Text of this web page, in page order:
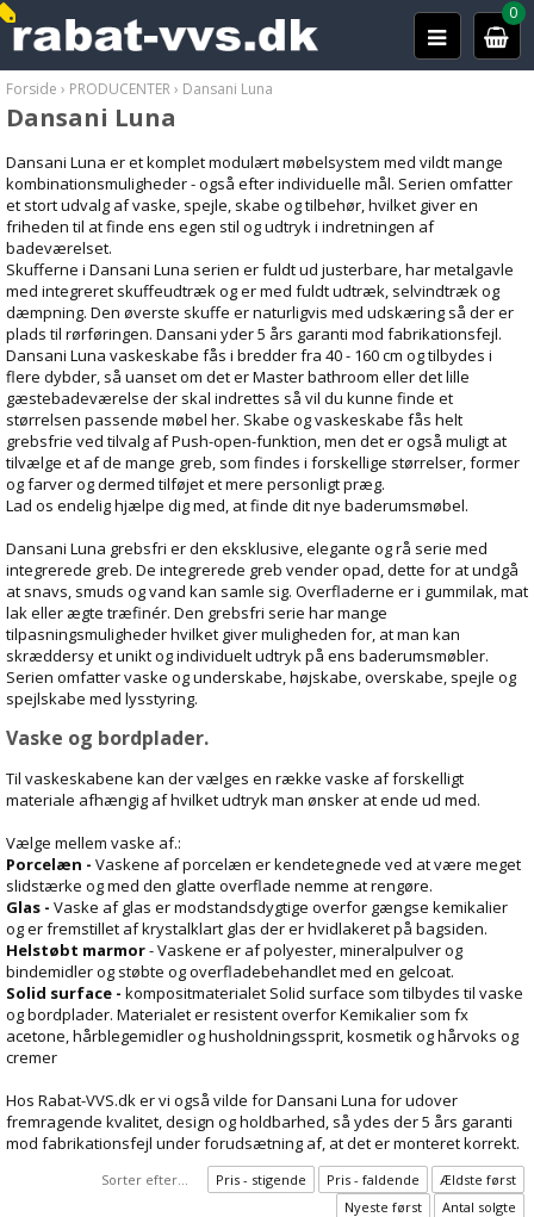
0
Forside › PRODUCENTER› Dansani Luna
Dansani Luna
Dansani Luna er et komplet modulært møbelsystem med vildt mange
kombinationsmuligheder - også efter individuelle mål. Serien omfatter
et stort udvalg af vaske, spejle, skabe og tilbehør, hvilket giver en
friheden til at finde ens egen stil og udtryk i indretningen af
badeværelset.
Skufferne i Dansani Luna serien er fuldt ud justerbare, har metalgavle
med integreret skuffeudtræk og er med fuldt udtræk, selvindtræk og
dæmpning. Den øverste skuffe er naturligvis med udskæring så der er
plads til rørføringen. Dansani yder 5 års garanti mod fabrikationsfejl.
Dansani Luna vaskeskabe fås i bredder fra 40 - 160 cm og tilbydes i
flere dybder, så uanset om det er Master bathroom eller det lille
gæstebadeværelse der skal indrettes så vil du kunne finde et
størrelsen passende møbel her. Skabe og vaskeskabe fås helt
grebsfrie ved tilvalg af Push-open-funktion, men det er også muligt at
tilvælge et af de mange greb, som findes i forskellige størrelser, former
og farver og dermed tilføjet et mere personligt præg.
Lad os endelig hjælpe dig med, at finde dit nye baderumsmøbel.
Dansani Luna grebsfri er den eksklusive, elegante og rå serie med
integrerede greb. De integrerede greb vender opad, dette for at undgå
at snavs, smuds og vand kan samle sig. Overfladerne er i gummilak, mat
lak eller ægte træfinér. Den grebsfri serie har mange
tilpasningsmuligheder hvilket giver muligheden for, at man kan
skræddersy et unikt og individuelt udtryk på ens baderumsmøbler.
Serien omfatter vaske og underskabe, højskabe, overskabe, spejle og
spejlskabe med lysstyring.
Vaske og bordplader.
Til vaskeskabene kan der vælges en række vaske af forskelligt
materiale afhængig af hvilket udtryk man ønsker at ende ud med.
Vælge mellem vaske af.:
Porcelæn - Vaskene af porcelæn er kendetegnede ved at være meget
slidstærke og med den glatte overflade nemme at rengøre.
Glas - Vaske af glas er modstandsdygtige overfor gængse kemikalier
og er fremstillet af krystalklart glas der er hvidlakeret på bagsiden.
Helstøbt marmor- Vaskene er af polyester, mineralpulver og
bindemidler og støbte og overfladebehandlet med en gelcoat.
Solid surface - kompositmaterialet Solid surface som tilbydes til vaske
og bordplader. Materialet er resistent overfor Kemikalier som fx
acetone, hårblegemidler og husholdningssprit, kosmetik og hårvoks og
cremer
Hos Rabat-VVS.dk er vi også vilde for Dansani Luna for udover
fremragende kvalitet, design og holdbarhed, så ydes der 5 års garanti
mod fabrikationsfejl under forudsætning af, at det er monteret korrekt.
Sorter efter... Pris - stigende Pris - faldende
Ældste først
Nyeste først
Antal solgte